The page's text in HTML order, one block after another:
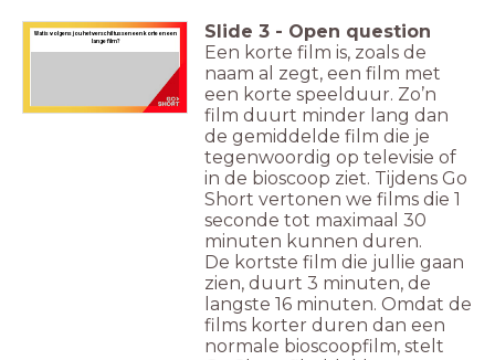
Wat is volgens jou het verschil tussen een korte en een
lange film?
Slide 3 - Open question
Een korte film is, zoals de
naam al zegt, een film met
een korte speelduur. Zo’n
film duurt minder lang dan
de gemiddelde film die je
tegenwoordig op televisie of
in de bioscoop ziet. Tijdens Go
Short vertonen we films die 1
seconde tot maximaal 30
minuten kunnen duren.
De kortste film die jullie gaan
zien, duurt 3 minuten, de
langste 16 minuten. Omdat de
films korter duren dan een
normale bioscoopfilm, stelt